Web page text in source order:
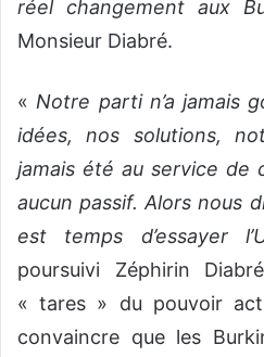
réel changement aux
Monsieur Diabré.
« Notre parti n’a jamais
idées, nos solutions,
jamais été au service de
aucun passif. Alors nous
est temps d’essayer
poursuivi Zéphirin
« tares » du pouvoir
convaincre que les